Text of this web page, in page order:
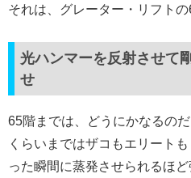
それは、グレーター・リフト
光ハンマーを反射させて
せ
65階までは、どうにかなるの
くらいまではザコもエリート
った瞬間に蒸発させられるほ